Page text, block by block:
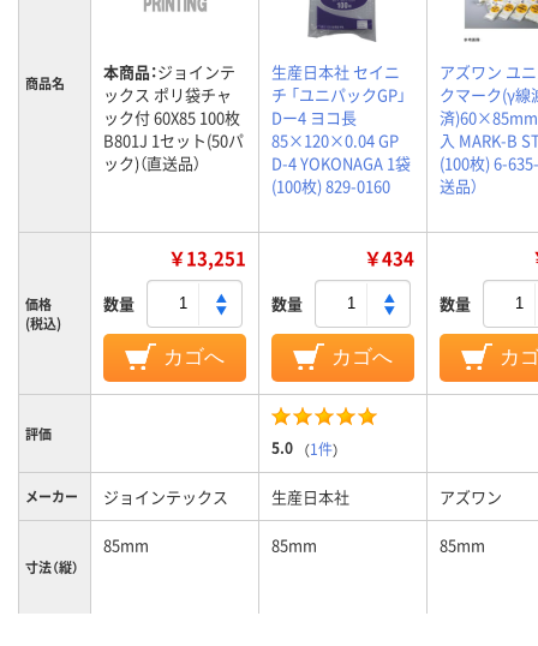
商品名 本商品：ジョインテ
ックス ポリ袋チャ
ック付 60X85 100枚
B801J 1セット(50パ
ック)（直送品）
生産日本社 セイニ
チ 「ユニパックGP」
Dー4 ヨコ長
85×120×0.04 GP
D-4 YOKONAGA 1袋
(100枚) 829-0160
アズワン ユ
クマーク(γ線
済
入 MARK-B
(100枚) 6-
送品）
価格
(税込)
￥13,251
数量
カゴへ
￥434
数量
カゴへ
数量
カ
評価
5.0 （1件）
メーカー ジョインテックス 生産日本社 アズワン
寸法（縦）
85mm 85mm 85mm